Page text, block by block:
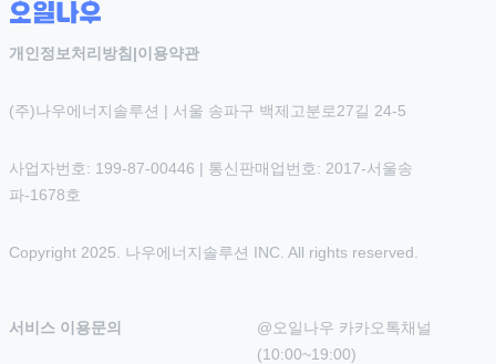
개인정보처리방침 |이용약관
(주)나우에너지솔루션 | 서울 송파구 백제고분로27길 24-5
사업자번호: 199-87-00446 | 통신판매업번호: 2017-서울송
파-1678호
Copyright 2025. 나우에너지솔루션 INC. All rights reserved.
서비스 이용문의
@오일나우 카카오톡채널
(10:00~19:00)